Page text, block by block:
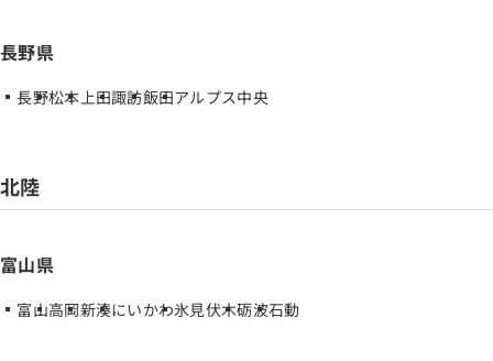
長野県
長野松本上田諏訪飯田アルプス中央
北陸
富山県
富山高岡新湊にいかわ氷見伏木砺波石動